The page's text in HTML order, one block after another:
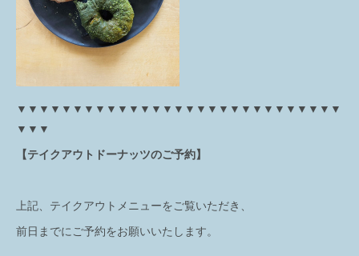
▼▼▼▼▼▼▼▼▼▼▼▼▼▼▼▼▼▼▼▼▼▼▼▼▼▼▼▼▼
▼▼▼
【テイクアウトドーナッツのご予約】
上記、テイクアウトメニューをご覧いただき、
前日までにご予約をお願いいたします。